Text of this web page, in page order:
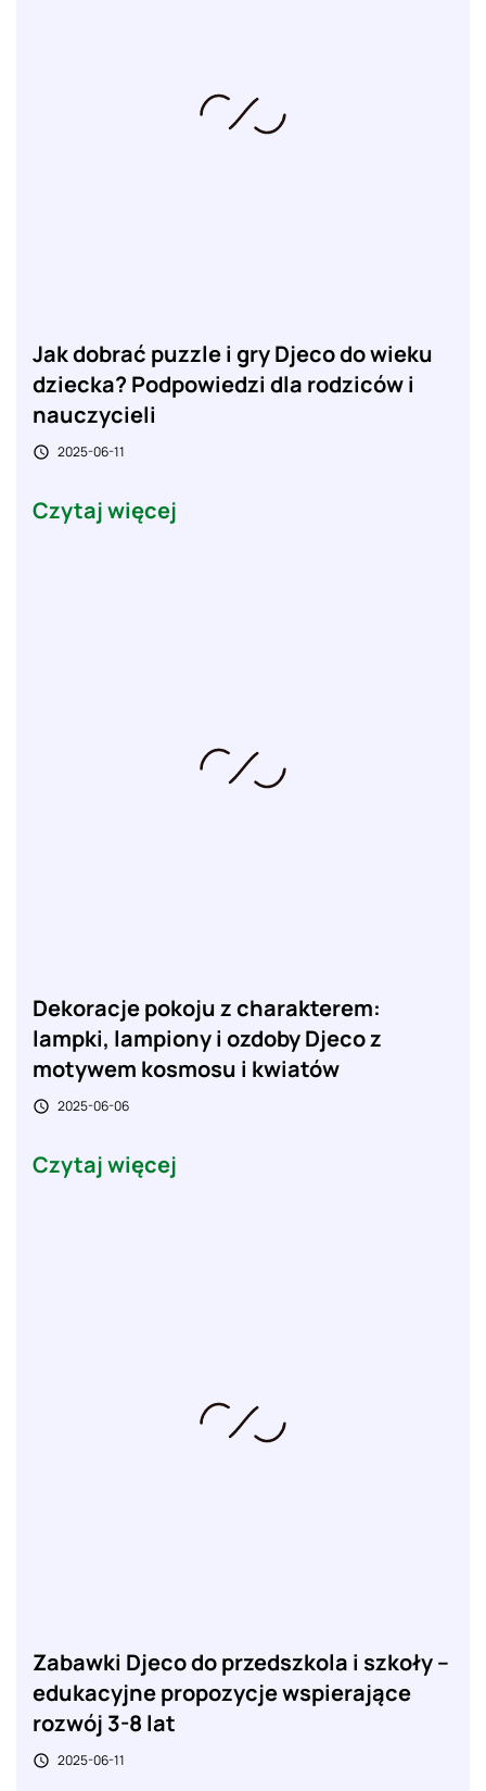
Jak dobrać puzzle i gry Djeco do wieku
dziecka? Podpowiedzi dla rodziców i
nauczycieli
 2025-06-11
Czytaj więcej
Dekoracje pokoju z charakterem:
lampki, lampiony i ozdoby Djeco z
motywem kosmosu i kwiatów
 2025-06-06
Czytaj więcej
Zabawki Djeco do przedszkola i szkoły –
edukacyjne propozycje wspierające
rozwój 3-8 lat
 2025-06-11